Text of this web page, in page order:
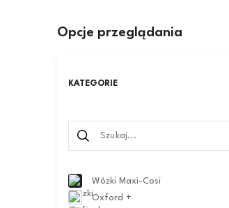
Opcje przeglądania
KATEGORIE
Wózki Maxi-Cosi
Oxford +